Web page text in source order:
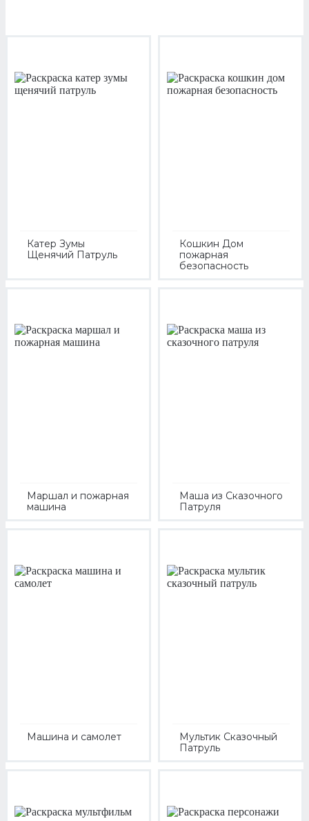
Катер Зумы
Щенячий Патруль
Кошкин Дом
пожарная
безопасность
Маршал и пожарная
машина
Маша из Сказочного
Патруля
Машина и самолет
Мультик Сказочный
Патруль